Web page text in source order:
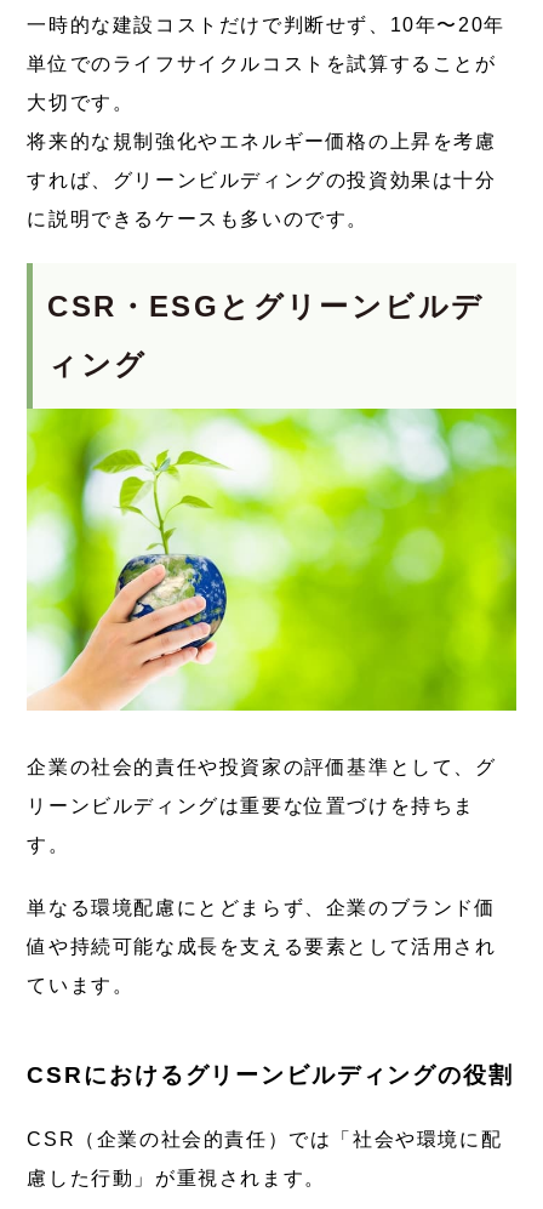
一時的な建設コストだけで判断せず、10年〜20年
単位でのライフサイクルコストを試算することが
大切です。
将来的な規制強化やエネルギー価格の上昇を考慮
すれば、グリーンビルディングの投資効果は十分
に説明できるケースも多いのです。
CSR・ESGとグリーンビルデ
ィング
企業の社会的責任や投資家の評価基準として、グ
リーンビルディングは重要な位置づけを持ちま
す。
単なる環境配慮にとどまらず、企業のブランド価
値や持続可能な成長を支える要素として活用され
ています。
CSRにおけるグリーンビルディングの役割
CSR（企業の社会的責任）では「社会や環境に配
慮した行動」が重視されます。